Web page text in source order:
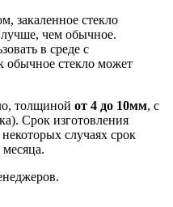
закаленное стекло
чем обычное.
в среде с
обычное стекло может
толщиной от 4 до 10мм, с
Срок изготовления
случаях срок